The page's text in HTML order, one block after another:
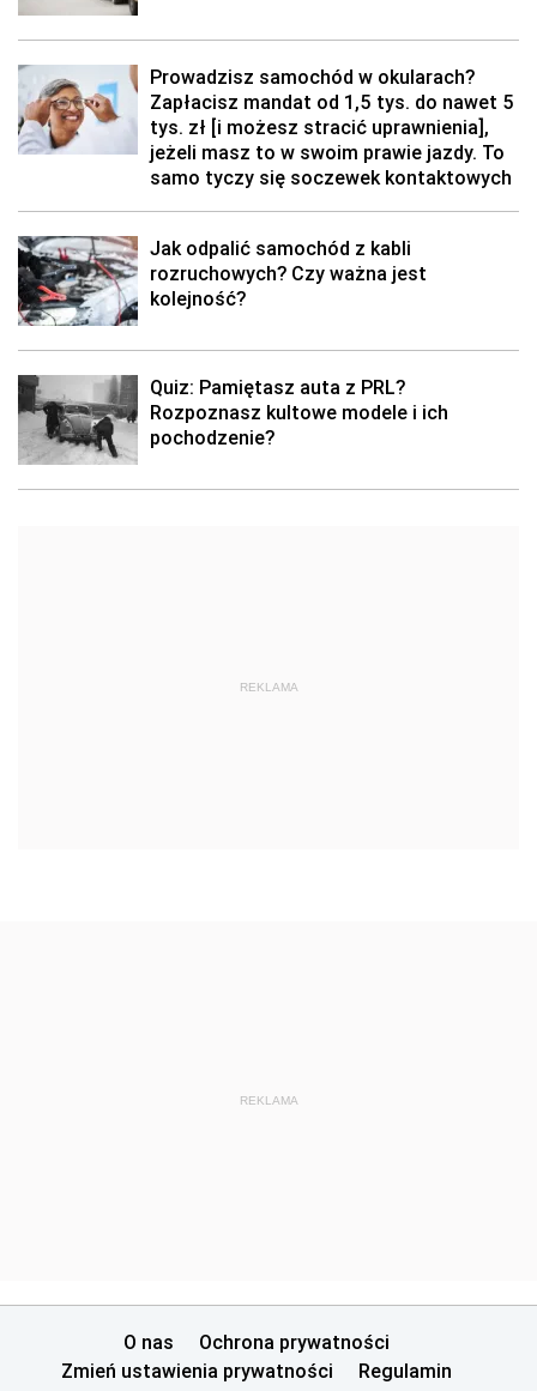
Prowadzisz samochód w okularach?
Zapłacisz mandat od 1,5 tys. do nawet 5
tys. zł [i możesz stracić uprawnienia],
jeżeli masz to w swoim prawie jazdy. To
samo tyczy się soczewek kontaktowych
Jak odpalić samochód z kabli
rozruchowych? Czy ważna jest
kolejność?
Quiz: Pamiętasz auta z PRL?
Rozpoznasz kultowe modele i ich
pochodzenie?
REKLAMA
REKLAMA
O nas
Ochrona prywatności
Zmień ustawienia prywatności
Regulamin